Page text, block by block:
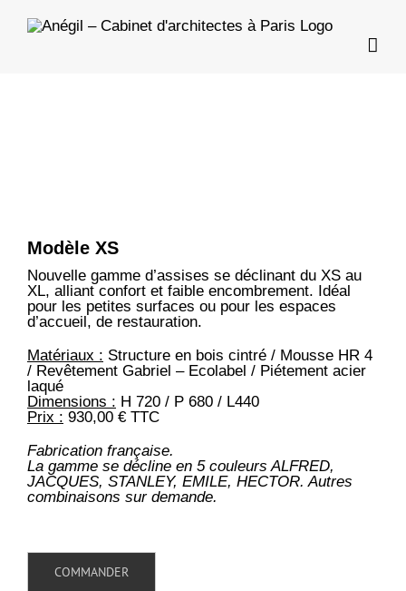
content
Modèle XS
Nouvelle gamme d’assises se déclinant du XS au
XL, alliant confort et faible encombrement. Idéal
pour les petites surfaces ou pour les espaces
d’accueil, de restauration.
Matériaux : Structure en bois cintré / Mousse HR 4
/ Revêtement Gabriel – Ecolabel / Piétement acier
laqué
Dimensions : H 720 / P 680 / L440
Prix : 930,00 € TTC
Fabrication française.
La gamme se décline en 5 couleurs ALFRED,
JACQUES, STANLEY, EMILE, HECTOR. Autres
combinaisons sur demande.
COMMANDER